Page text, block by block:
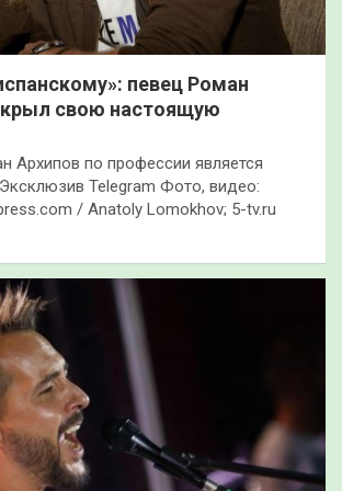
певец Роман
свою настоящую
Архипов по профессии является
Telegram Фото, видео:
/ Anatoly Lomokhov; 5-tv.ru